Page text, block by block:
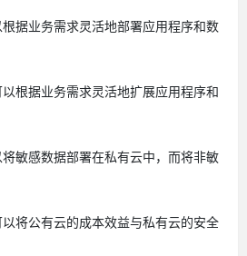
据业务需求灵活地部署应用程序和数
根据业务需求灵活地扩展应用程序和
敏感数据部署在私有云中，而将非敏
将公有云的成本效益与私有云的安全